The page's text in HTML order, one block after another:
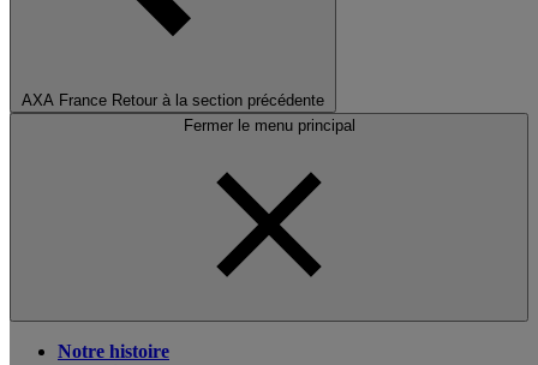
AXA France Retour à la section précédente
Fermer le menu principal
Notre histoire